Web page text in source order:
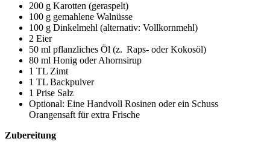
200 g Karotten (geraspelt)
100 g gemahlene Walnüsse
100 g Dinkelmehl (alternativ: Vollkornmehl)
2 Eier
50 ml pflanzliches Öl (z. Raps- oder Kokosöl)
80 ml Honig oder Ahornsirup
1 TL Zimt
1 TL Backpulver
1 Prise Salz
Optional: Eine Handvoll Rosinen oder ein Schuss
Orangensaft für extra Frische
Zubereitung